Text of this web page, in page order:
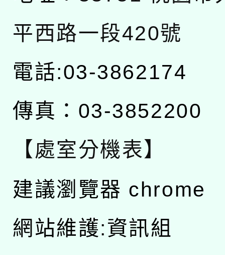
平西路一段420號
電話:03-3862174
傳真：03-3852200
【處室分機表】
建議瀏覽器 chrome
網站維護:資訊組